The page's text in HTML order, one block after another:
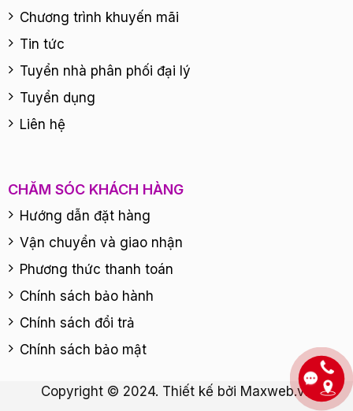
Chương trình khuyến mãi
Tin tức
Tuyển nhà phân phối đại lý
Tuyển dụng
Liên hệ
CHĂM SÓC KHÁCH HÀNG
Hướng dẫn đặt hàng
Vận chuyển và giao nhận
Phương thức thanh toán
Chính sách bảo hành
Chính sách đổi trả
Chính sách bảo mật
Copyright © 2024. Thiết kế bởi Maxweb.vn